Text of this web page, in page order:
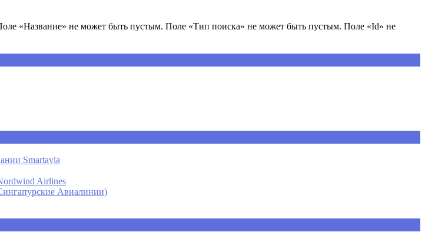
«Название» не может быть пустым. Поле «Тип поиска» не может быть пустым. Поле «Id» не
Smartavia
Airlines
Авиалинии)